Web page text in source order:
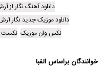
دانلود آهنگ نگار از
دانلود موزیک جدید نگار
نکس وان موزیک نکست
خوانندگان براساس الفبا